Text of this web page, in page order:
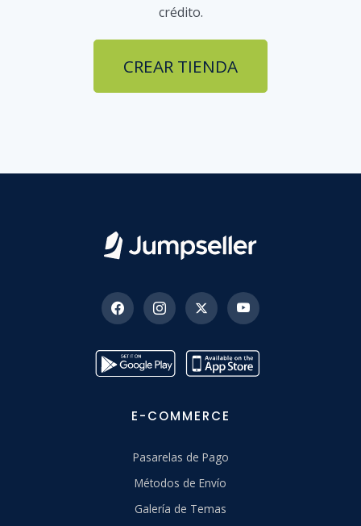
crédito.
CREAR TIENDA
E-COMMERCE
Pasarelas de Pago
Métodos de Envío
Galería de Temas